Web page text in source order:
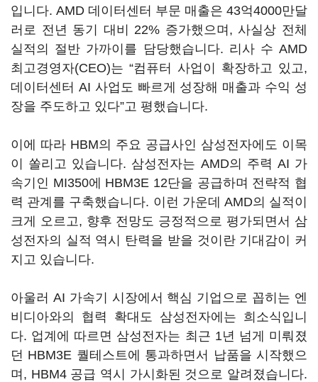
입니다. AMD 데이터센터 부문 매출은 43억4000만달
러로 전년 동기 대비 22% 증가했으며, 사실상 전체
실적의 절반 가까이를 담당했습니다. 리사 수 AMD
최고경영자(CEO)는 “컴퓨터 사업이 확장하고 있고,
데이터센터 AI 사업도 빠르게 성장해 매출과 수익 성
장을 주도하고 있다”고 평했습니다.
이에 따라 HBM의 주요 공급사인 삼성전자에도 이목
이 쏠리고 있습니다. 삼성전자는 AMD의 주력 AI 가
속기인 MI350에 HBM3E 12단을 공급하며 전략적 협
력 관계를 구축했습니다. 이런 가운데 AMD의 실적이
크게 오르고, 향후 전망도 긍정적으로 평가되면서 삼
성전자의 실적 역시 탄력을 받을 것이란 기대감이 커
지고 있습니다.
아울러 AI 가속기 시장에서 핵심 기업으로 꼽히는 엔
비디아와의 협력 확대도 삼성전자에는 희소식입니
다. 업계에 따르면 삼성전자는 최근 1년 넘게 미뤄졌
던 HBM3E 퀄테스트에 통과하면서 납품을 시작했으
며, HBM4 공급 역시 가시화된 것으로 알려졌습니다.